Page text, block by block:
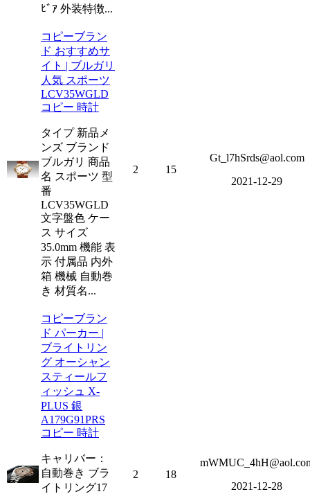
ﾋﾞｱ 外装特徴...
コピーブラン
ド おすすめサ
イト | ブルガリ
人気 スポーツ
LCV35WGLD
コピー 時計
タイプ 新品メ
ンズ ブランド
ブルガリ 商品
名 スポーツ 型
番
LCV35WGLD
文字盤色 ケー
ス サイズ
35.0mm 機能 表
示 付属品 内外
箱 機械 自動巻
き 材質名...
2 15
Gt_l7hSrds@aol.com
2021-12-29
コピーブラン
ド パーカー |
ブライトリン
グ オーシャン
スティールフ
ィッシュ X-
PLUS 銀
A179G91PRS
コピー 時計
キャリバー：
自動巻き ブラ
イトリング17
2 18
2021-12-28